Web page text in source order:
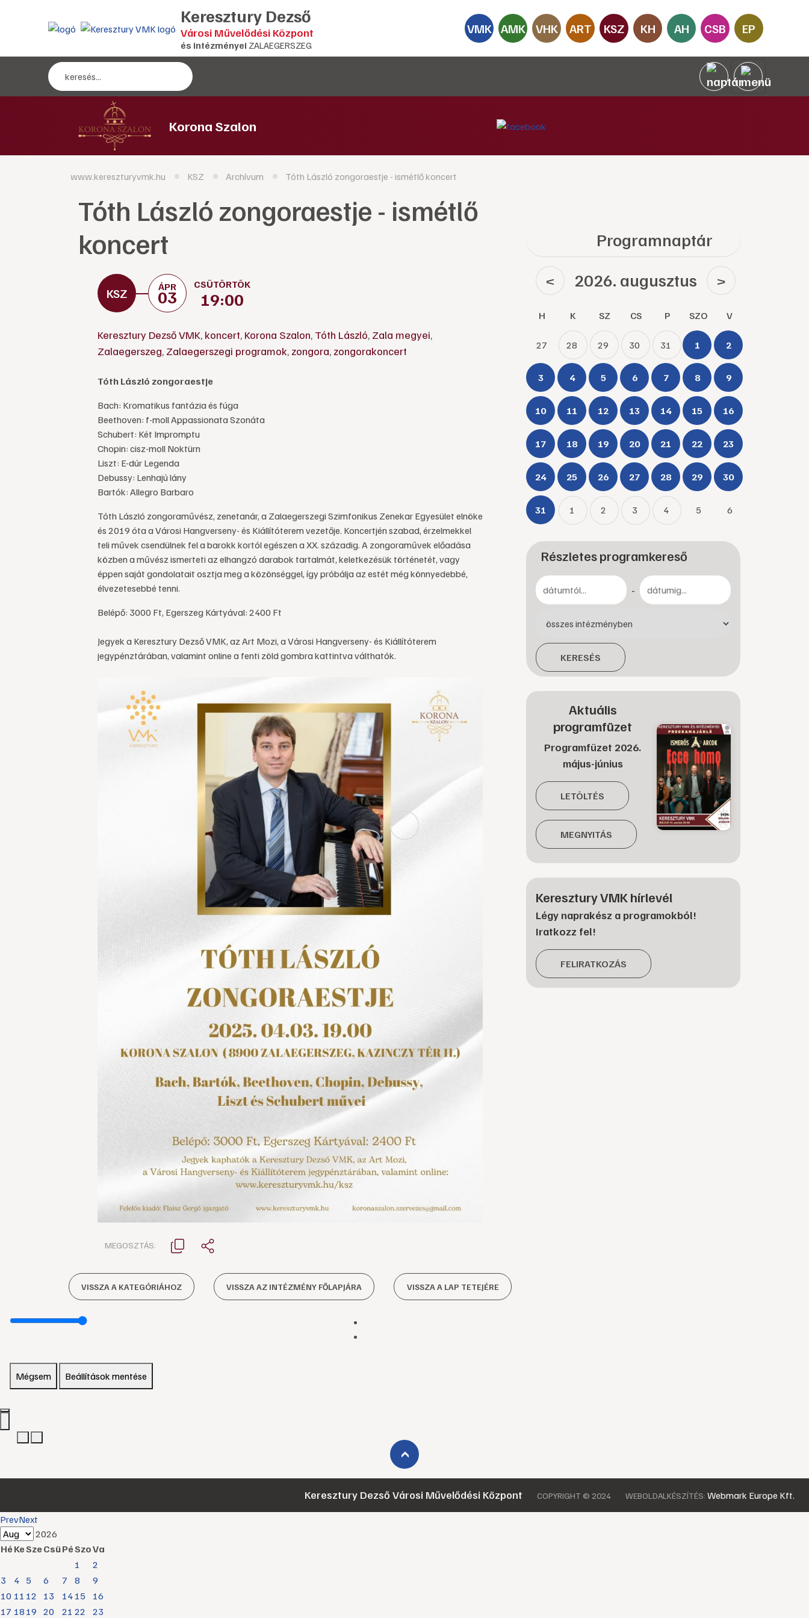
Keresztury Dezső
Városi Művelődési Központ
és intézményei ZALAEGERSZEG
VMK AMK VHK ART KSZ KH AH CSB EP
Korona Szalon
www.kereszturyvmk.hu KSZ Archívum Tóth László zongoraestje - ismétlő koncert
Tóth László zongoraestje - ismétlő
koncert
ÁPR
03
CSÜTÖRTÖK
19:00
Keresztury Dezső VMK, koncert, Korona Szalon, Tóth László, Zala megyei,
Zalaegerszeg, Zalaegerszegi programok, zongora, zongorakoncert
Tóth László zongoraestje
Bach: Kromatikus fantázia és fúga
Beethoven: f-moll Appassionata Szonáta
Schubert: Két Impromptu
Chopin: cisz-moll Noktürn
Liszt: E-dúr Legenda
Debussy: Lenhajú lány
Bartók: Allegro Barbaro
Tóth László zongoraművész, zenetanár, a Zalaegerszegi Szimfonikus Zenekar Egyesület elnöke
és 2019 óta a Városi Hangverseny- és Kiállítóterem vezetője. Koncertjén szabad, érzelmekkel
teli művek csendülnek fel a barokk kortól egészen a XX. századig. A zongoraművek előadása
közben a művész ismerteti az elhangzó darabok tartalmát, keletkezésük történetét, vagy
éppen saját gondolatait osztja meg a közönséggel, így próbálja az estét még könnyedebbé,
élvezetesebbé tenni.
Belépő: 3000 Ft, Egerszeg Kártyával: 2400 Ft
Jegyek a Keresztury Dezső VMK, az Art Mozi, a Városi Hangverseny- és Kiállítóterem
jegypénztárában, valamint online a fenti zöld gombra kattintva válthatók.
MEGOSZTÁS:
VISSZA A KATEGÓRIÁHOZ VISSZA AZ INTÉZMÉNY FŐLAPJÁRA VISSZA A LAP TETEJÉRE
Programnaptár
< 2026. augusztus >
H K SZ CS P SZO V
27 28 29 30 31 1 2
3 4 5 6 7 8 9
10 11 12 13 14 15 16
17 18 19 20 21 22 23
24 25 26 27 28 29 30
31 1 2 3 4 5 6
Részletes programkereső
-
KERESÉS
Aktuális
programfüzet
Programfüzet 2026.
május-június
LETÖLTÉS
MEGNYITÁS
Keresztury VMK hírlevél
Légy naprakész a programokból!
Iratkozz fel!
FELIRATKOZÁS
Mégsem Beállítások mentése
›
Keresztury Dezső Városi Művelődési Központ COPYRIGHT © 2024 WEBOLDALKÉSZÍTÉS: Webmark Europe Kft.
PrevNext
2026
HéKeSzeCsüPéSzoVa
1
2
3
4 5 6 7 8
9
10 11 12 13 14 15
16
17 18 19 20 21 22 23